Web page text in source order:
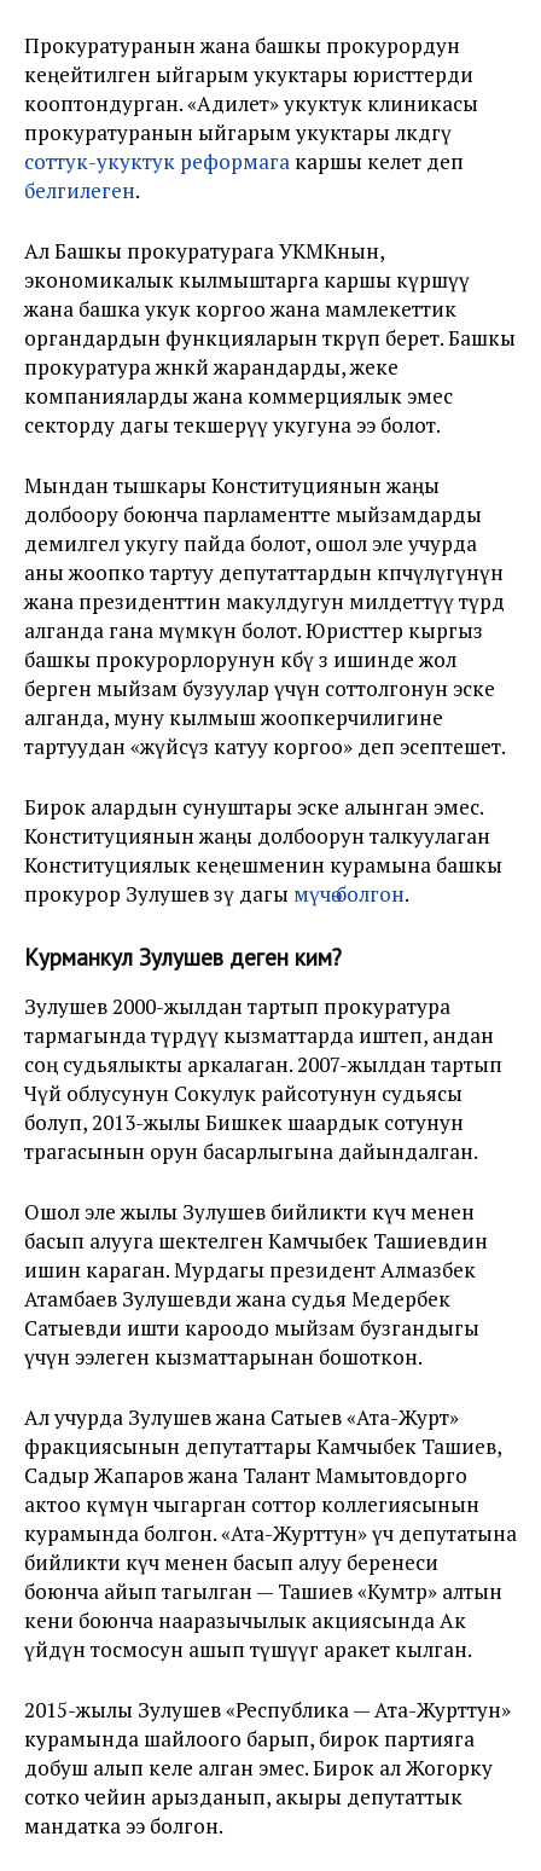
Прокуратуранын жана башкы прокурордун
кеңейтилген ыйгарым укуктары юристтерди
кооптондурган. «Адилет» укуктук клиникасы
прокуратуранын ыйгарым укуктары өлкөдөгү
соттук-укуктук реформага каршы келет деп
белгилеген.
Ал Башкы прокуратурага УКМКнын,
экономикалык кылмыштарга каршы күрөшүү
жана башка укук коргоо жана мамлекеттик
органдардын функцияларын өткөрүп берет. Башкы
прокуратура жөнөкөй жарандарды, жеке
компанияларды жана коммерциялык эмес
секторду дагы текшерүү укугуна ээ болот.
Мындан тышкары Конституциянын жаңы
долбоору боюнча парламентте мыйзамдарды
демилгелөө укугу пайда болот, ошол эле учурда
аны жоопко тартуу депутаттардын көпчүлүгүнүн
жана президенттин макулдугун милдеттүү түрдө
алганда гана мүмкүн болот. Юристтер кыргыз
башкы прокурорлорунун көбү өз ишинде жол
берген мыйзам бузуулар үчүн соттолгонун эске
алганда, муну кылмыш жоопкерчилигине
тартуудан «жүйөсүз катуу коргоо» деп эсептешет.
Бирок алардын сунуштары эске алынган эмес.
Конституциянын жаңы долбоорун талкуулаган
Конституциялык кеңешменин курамына башкы
прокурор Зулушев өзү дагы мүчө болгон.
Курманкул Зулушев деген ким?
Зулушев 2000-жылдан тартып прокуратура
тармагында түрдүү кызматтарда иштеп, андан
соң судьялыкты аркалаган. 2007-жылдан тартып
Чүй облусунун Сокулук райсотунун судьясы
болуп, 2013-жылы Бишкек шаардык сотунун
төрагасынын орун басарлыгына дайындалган.
Ошол эле жылы Зулушев бийликти күч менен
басып алууга шектелген Камчыбек Ташиевдин
ишин караган. Мурдагы президент Алмазбек
Атамбаев Зулушевди жана судья Медербек
Сатыевди ишти кароодо мыйзам бузгандыгы
үчүн ээлеген кызматтарынан бошоткон.
Ал учурда Зулушев жана Сатыев «Ата-Журт»
фракциясынын депутаттары Камчыбек Ташиев,
Садыр Жапаров жана Талант Мамытовдорго
актоо өкүмүн чыгарган соттор коллегиясынын
курамында болгон. «Ата-Журттун» үч депутатына
бийликти күч менен басып алуу беренеси
боюнча айып тагылган — Ташиев «Кумтөр» алтын
кени боюнча нааразычылык акциясында Ак
үйдүн тосмосун ашып түшүүгө аракет кылган.
2015-жылы Зулушев «Республика — Ата-Журттун»
курамында шайлоого барып, бирок партияга
добуш алып келе алган эмес. Бирок ал Жогорку
сотко чейин арызданып, акыры депутаттык
мандатка ээ болгон.